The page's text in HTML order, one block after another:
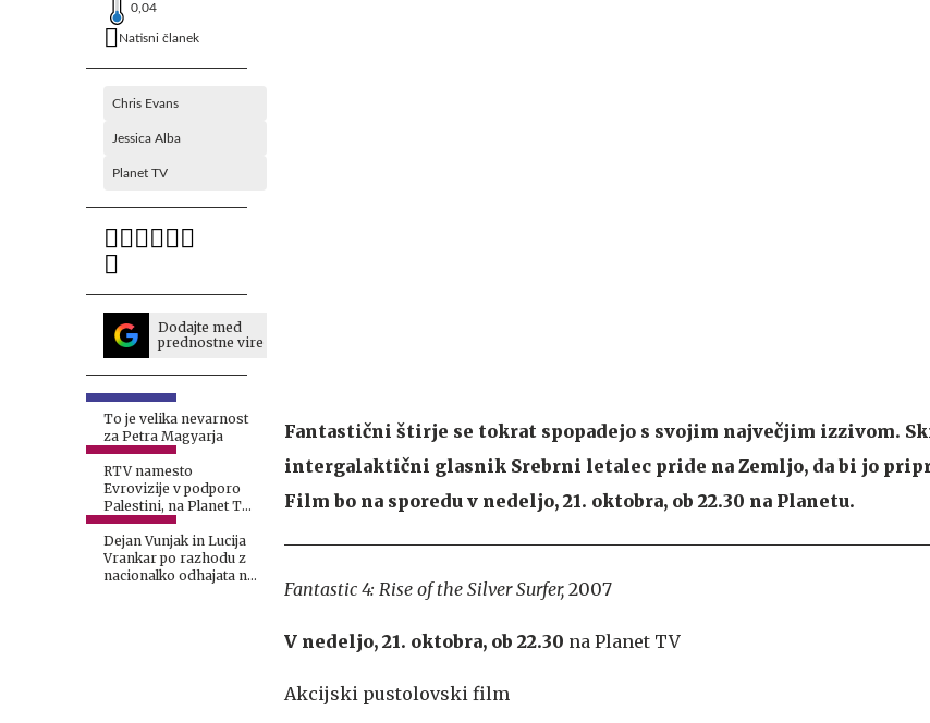
0,04
Natisni članek
Chris Evans
Jessica Alba
Planet TV
Dodajte med
prednostne vire
To je velika nevarnost
za Petra Magyarja
RTV namesto
Evrovizije v podporo
Palestini, na Planet TV
z drugačno potezo
Dejan Vunjak in Lucija
Vrankar po razhodu z
nacionalko odhajata na
Fantastični štirje se tokrat spopadejo s svojim največjim izzivom.
intergalaktični glasnik Srebrni letalec pride na Zemljo, da bi jo
Film bo na sporedu v nedeljo, 21. oktobra, ob 22.30 na Planetu.
Fantastic 4: Rise of the Silver Surfer, 2007
V nedeljo, 21. oktobra, ob 22.30 na Planet TV
Akcijski pustolovski film